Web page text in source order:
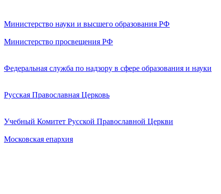
Министерство науки и высшего образования РФ
Министерство просвещения РФ
Федеральная служба по надзору в сфере образования и науки
Русская Православная Церковь
Учебный Комитет Русской Православной Церкви
Московская епархия